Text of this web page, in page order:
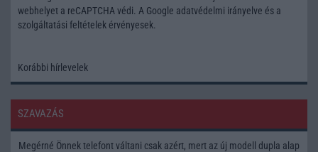
webhelyet a reCAPTCHA védi. A Google adatvédelmi irányelve és a
szolgáltatási feltételek érvényesek.
Korábbi hírlevelek
SZAVAZÁS
Megérné Önnek telefont váltani csak azért, mert az új modell dupla alap